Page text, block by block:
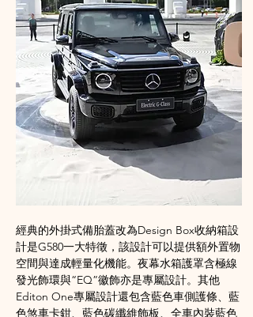
經典的外掛式備胎蓋改為Design Box收納箱設
計是G580一大特徵，該設計可以提供額外置物
空間與達成輕量化機能。夜幕水箱護罩含極線
發光飾環與“EQ”徽飾亦是專屬設計。其他
Editon One專屬設計還包含藍色車側護條、藍
色煞車卡鉗、藍色碳纖維飾板、全車內裝藍色